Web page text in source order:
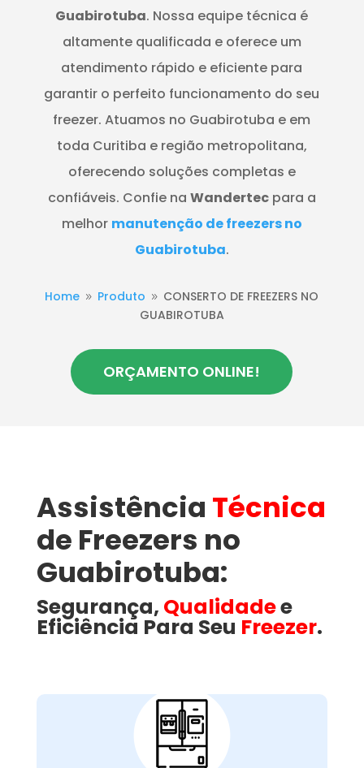
Guabirotuba. Nossa equipe técnica é
altamente qualificada e oferece um
atendimento rápido e eficiente para
garantir o perfeito funcionamento do seu
freezer. Atuamos no Guabirotuba e em
toda Curitiba e região metropolitana,
oferecendo soluções completas e
confiáveis. Confie na Wandertecpara a
melhor manutenção de freezers no
Guabirotuba.
Home 9 Produto 9 CONSERTO DE FREEZERS NO
GUABIROTUBA
ORÇAMENTO ONLINE!
Assistência Técnica
de Freezers no
Guabirotuba:
Segurança, Qualidadee
Eficiência Para Seu Freezer.
Resolve Problemas
Comuns em Freezers
no Guabirotuba